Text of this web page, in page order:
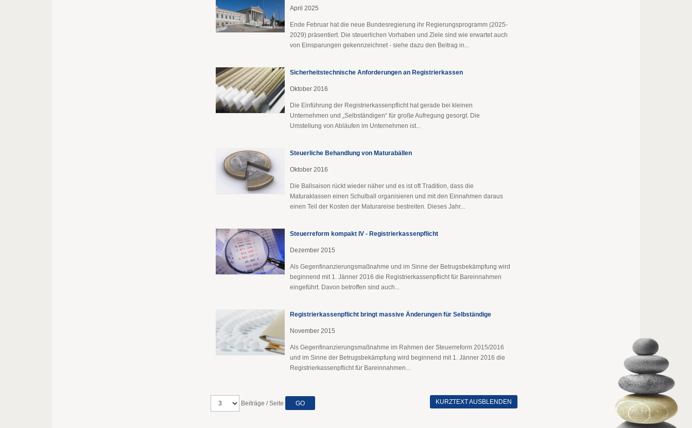
April 2025
Ende Februar hat die neue Bundesregierung ihr Regierungsprogramm (2025-
2029) präsentiert. Die steuerlichen Vorhaben und Ziele sind wie erwartet auch
von Einsparungen gekennzeichnet - siehe dazu den Beitrag in...
Sicherheitstechnische Anforderungen an Registrierkassen
Oktober 2016
Die Einführung der Registrierkassenpflicht hat gerade bei kleinen
Unternehmen und „Selbständigen“ für große Aufregung gesorgt. Die
Umstellung von Abläufen im Unternehmen ist...
Steuerliche Behandlung von Maturabällen
Oktober 2016
Die Ballsaison rückt wieder näher und es ist oft Tradition, dass die
Maturaklassen einen Schulball organisieren und mit den Einnahmen daraus
einen Teil der Kosten der Maturareise bestreiten. Dieses Jahr...
Steuerreform kompakt IV - Registrierkassenpflicht
Dezember 2015
Als Gegenfinanzierungsmaßnahme und im Sinne der Betrugsbekämpfung wird
beginnend mit 1. Jänner 2016 die Registrierkassenpflicht für Bareinnahmen
eingeführt. Davon betroffen sind auch...
Registrierkassenpflicht bringt massive Änderungen für Selbständige
November 2015
Als Gegenfinanzierungsmaßnahme im Rahmen der Steuerreform 2015/2016
und im Sinne der Betrugsbekämpfung wird beginnend mit 1. Jänner 2016 die
Registrierkassenpflicht für Bareinnahmen...
Beiträge / Seite KURZTEXT AUSBLENDEN